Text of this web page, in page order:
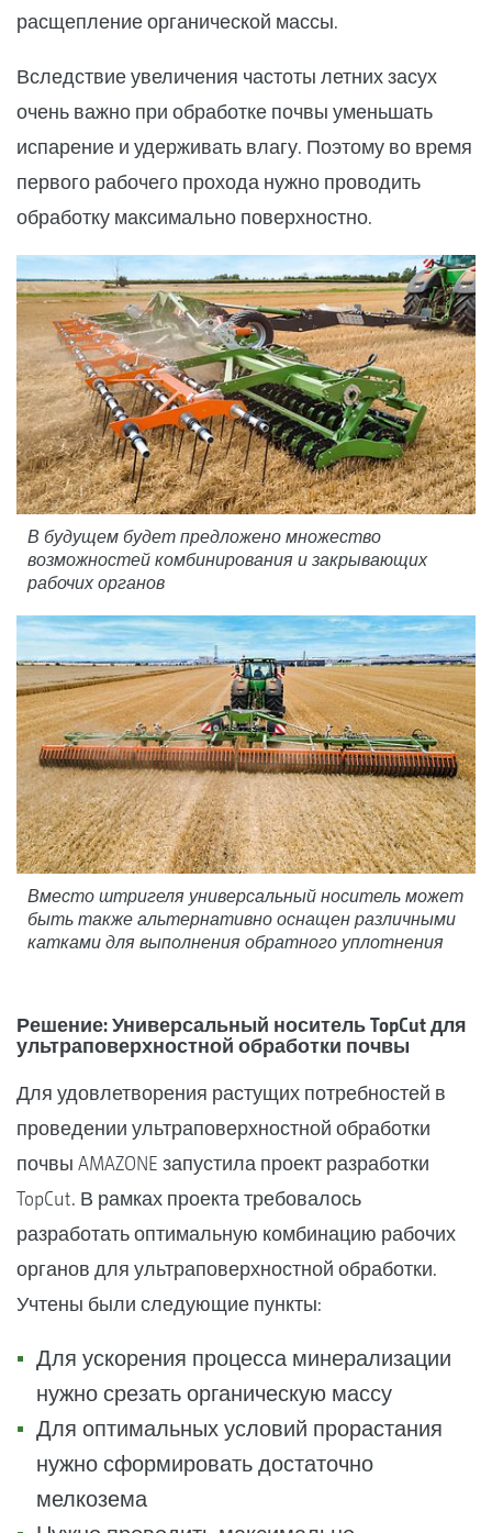
расщепление органической массы.
Вследствие увеличения частоты летних засух
очень важно при обработке почвы уменьшать
испарение и удерживать влагу. Поэтому во время
первого рабочего прохода нужно проводить
обработку максимально поверхностно.
В будущем будет предложено множество
возможностей комбинирования и закрывающих
рабочих органов
Вместо штригеля универсальный носитель может
быть также альтернативно оснащен различными
катками для выполнения обратного уплотнения
Решение: Универсальный носитель TopCut для
ультраповерхностной обработки почвы
Для удовлетворения растущих потребностей в
проведении ультраповерхностной обработки
почвы AMAZONE запустила проект разработки
TopCut. В рамках проекта требовалось
разработать оптимальную комбинацию рабочих
органов для ультраповерхностной обработки.
Учтены были следующие пункты:
Для ускорения процесса минерализации
нужно срезать органическую массу
Для оптимальных условий прорастания
нужно сформировать достаточно
мелкозема